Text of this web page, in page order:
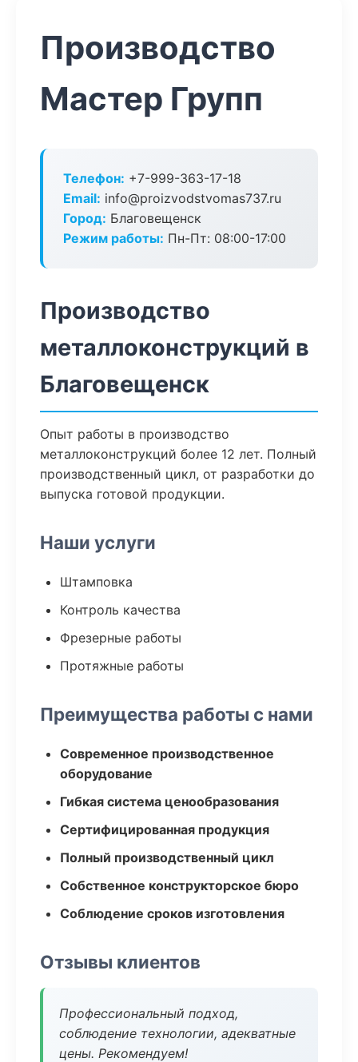
Производство
Мастер Групп
Телефон: +7-999-363-17-18
Email: info@proizvodstvomas737.ru
Город: Благовещенск
Режим работы: Пн-Пт: 08:00-17:00
Производство
металлоконструкций в
Благовещенск
Опыт работы в производство
металлоконструкций более 12 лет. Полный
производственный цикл, от разработки до
выпуска готовой продукции.
Наши услуги
Штамповка
Контроль качества
Фрезерные работы
Протяжные работы
Преимущества работы с нами
Современное производственное
оборудование
Гибкая система ценообразования
Сертифицированная продукция
Полный производственный цикл
Собственное конструкторское бюро
Соблюдение сроков изготовления
Отзывы клиентов
Профессиональный подход,
соблюдение технологии, адекватные
цены. Рекомендуем!